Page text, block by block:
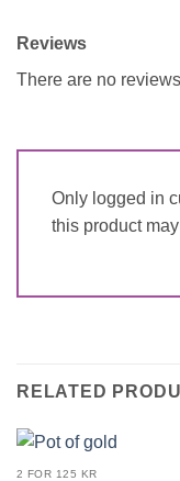
Reviews
There are no
Only logged in
this product
RELATED
2 FOR 125 KR